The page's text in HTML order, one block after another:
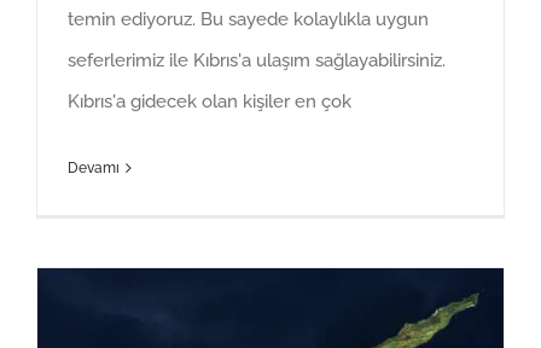
temin ediyoruz. Bu sayede kolaylıkla uygun
seferlerimiz ile Kıbrıs'a ulaşım sağlayabilirsiniz.
Kıbrıs'a gidecek olan kişiler en çok
Devamı